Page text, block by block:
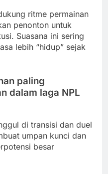
ritme permainan
penonton untuk
Suasana ini sering
lebih “hidup” sejak
paling
dalam laga NPL
di transisi dan duel
umpan kunci dan
besar